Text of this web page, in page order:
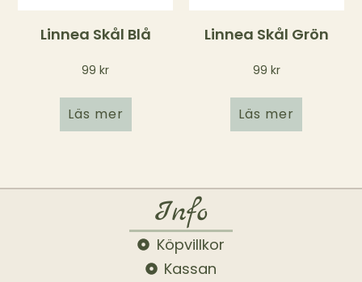
Linnea Skål Blå
99kr
Läs mer
Linnea Skål Grön
99 kr
Läs mer
Info
Köpvillkor
Kassan